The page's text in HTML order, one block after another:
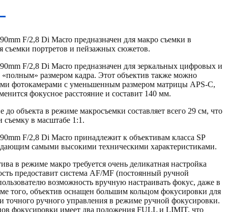
F/2,8 Di Macro предназначен для макро съемки в
съемки портретов и пейзажных сюжетов.
F/2,8 Di Macro предназначен для зеркальных цифровых и
размером кадра. Этот объектив также можно
фотокамерами с уменьшенным размером матрицы APS-C,
фокусное расстояние и составит 140 мм.
объекта в режиме макросъемки составляет всего 29 см, что
съемку в масштабе 1:1.
F/2,8 Di Macro принадлежит к объективам класса SP
самыми высокими техническими характеристиками.
в режиме макро требуется очень деликатная настройка
предоставит система AF/MF (постоянный ручной
возможность вручную настраивать фокус, даже в
того, объектив оснащен большим кольцом фокусировки для
точного ручного управления в режиме ручной фокусировки.
фокусировки имеет два положения FULL и LIMIT, что